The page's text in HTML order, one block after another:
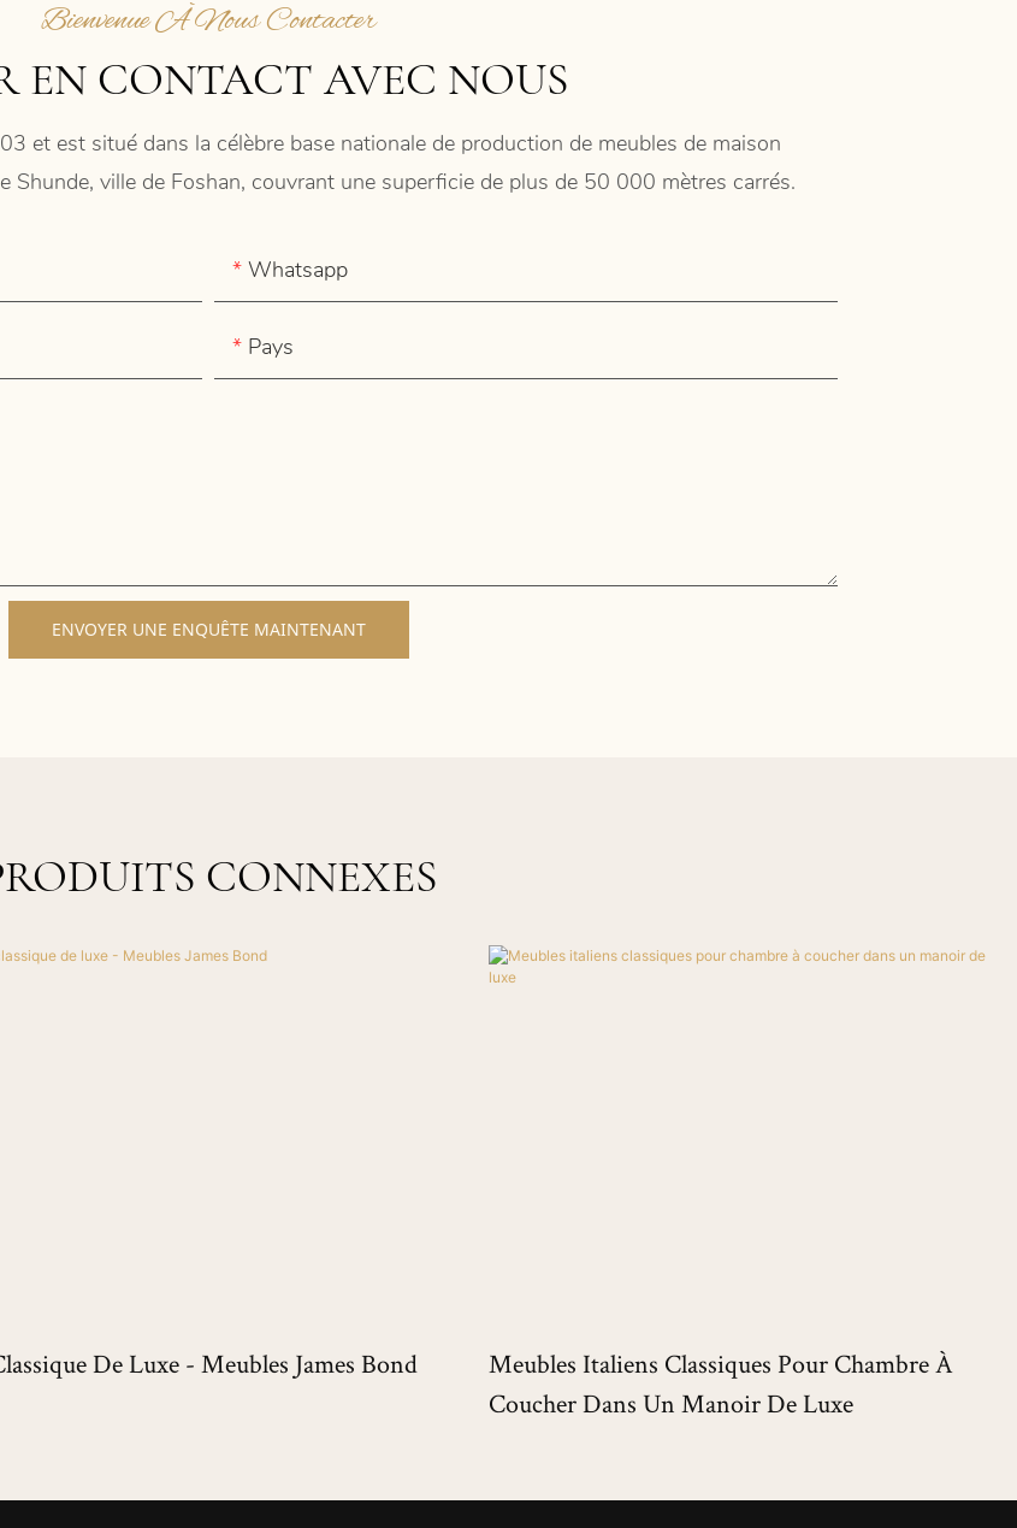
Bienvenue À Nous Contacter
EN CONTACT AVEC NOUS
et est situé dans la célèbre base nationale de production de meubles de maison
Shunde, ville de Foshan, couvrant une superficie de plus de 50 000 mètres carrés.
Whatsapp
Pays
ENVOYER UNE ENQUÊTE MAINTENANT
CONNEXES
De Luxe - Meubles James Bond
Meubles Italiens Classiques Pour Chambre À
Coucher Dans Un Manoir De Luxe